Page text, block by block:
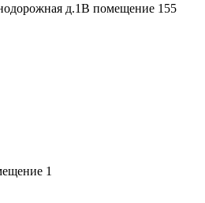
д.1В помещение 155
1